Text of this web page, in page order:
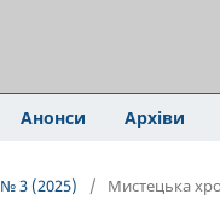
Анонси Архіви
№ 3 (2025) / Мистецька